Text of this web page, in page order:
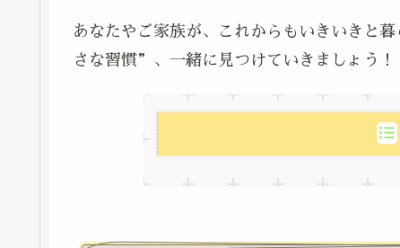
あなたやご家族が、これからもいきいきと
さな習慣”、一緒に見つけていきましょう！